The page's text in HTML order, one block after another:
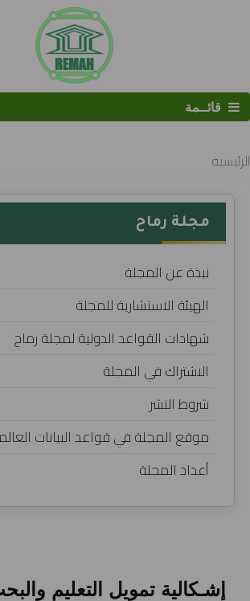
قائــمة
الرئيسية
مجلة رماح
نبذة عن المجلة
الهيئة الاستشارية للمجلة
شهادات القواعد الدولية لمجلة رماح
الاشتراك في المجلة
شروط النشر
موقع المجلة في قواعد البيانات
أعداد المجلة
إشـكالية تمويل التعليم